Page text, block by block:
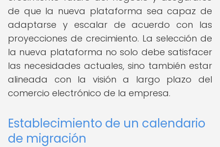
de que la nueva plataforma sea capaz de
adaptarse y escalar de acuerdo con las
proyecciones de crecimiento. La selección de
la nueva plataforma no solo debe satisfacer
las necesidades actuales, sino también estar
alineada con la visión a largo plazo del
comercio electrónico de la empresa.
Establecimiento de un calendario
de migración